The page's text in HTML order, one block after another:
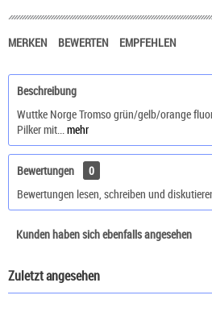
MERKEN BEWERTEN EMPFEHLEN
Beschreibung
Wuttke Norge Tromso grün/gelb/orange
Pilker mit...mehr
Bewertungen
0
Bewertungen lesen, schreiben und
Kunden haben sich ebenfalls angesehen
Zuletzt angesehen